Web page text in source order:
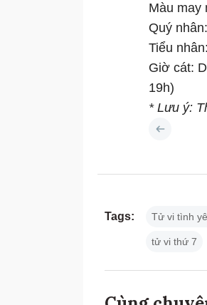
Màu may
Quý
Tiểu
Giờ cát:
19h)
* Lưu ý:
Tags: Tử vi tình
tử vi thứ 7